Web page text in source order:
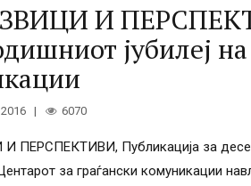
И
јубилеј
6070
Публикација за
за граѓански комуникации